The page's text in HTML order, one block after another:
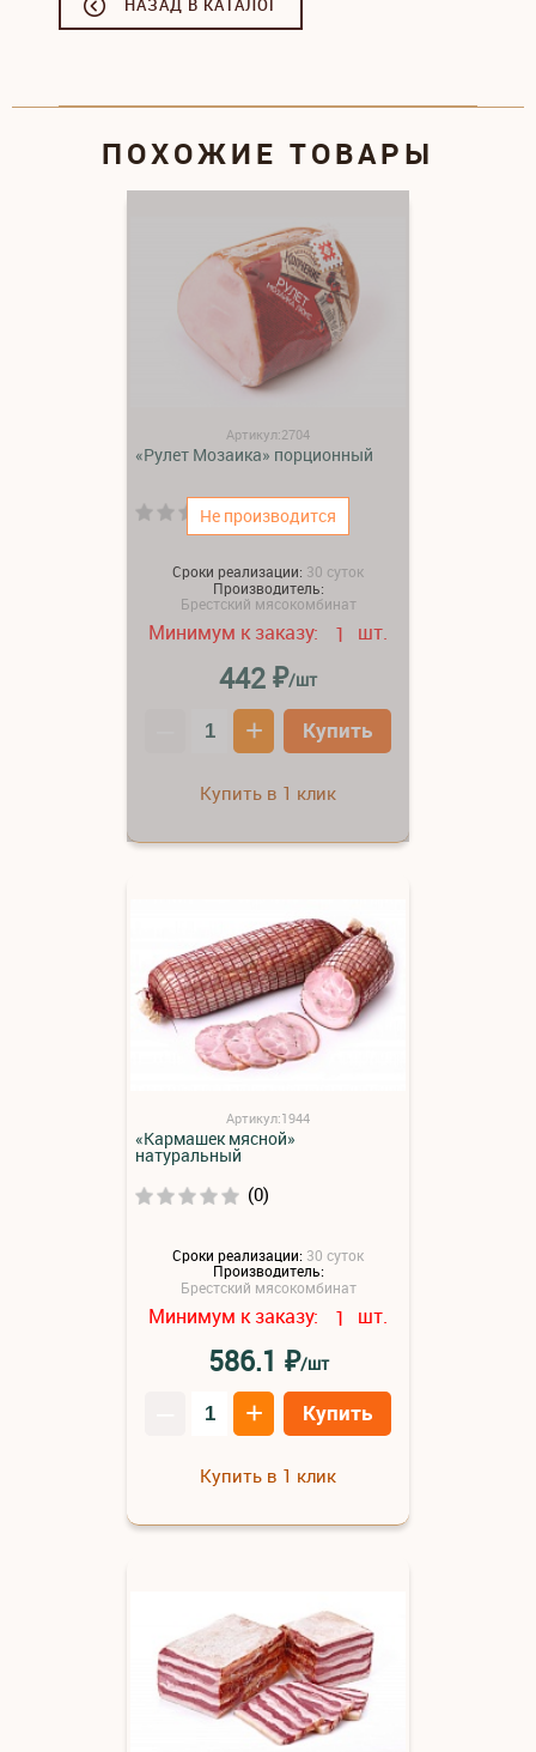
НАЗАД В КАТАЛОГ
ПОХОЖИЕ ТОВАРЫ
Не производится
Артикул:2704
«Рулет Мозаика» порционный
(0)
Сроки реализации: 30 суток
Производитель:
Брестский мясокомбинат
Минимум к заказу: 1 шт.
442₽/шт
+ Купить
Купить в 1 клик
Артикул:1944
«Кармашек мясной»
натуральный
(0)
Сроки реализации: 30 суток
Производитель:
Брестский мясокомбинат
Минимум к заказу: 1 шт.
586.1 ₽/шт
+ Купить
Купить в 1 клик